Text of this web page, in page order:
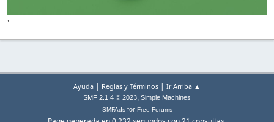
'
Ayuda | Reglas y Términos | Ir Arriba ▲
SMF 2.1.4 © 2023, Simple Machines
SMFAdsfor Free Forums